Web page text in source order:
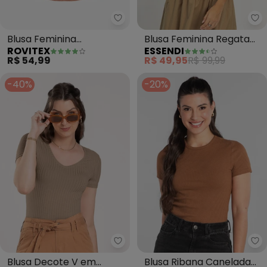
Rovitex - Blusa Feminina
Blusa Feminina
Viscotorcion (Marrom)
ROVITEX
R$ 54,99
Blusa Feminina Regata
(Marrom)
ESSENDI
R$ 49,95R$ 99,99
-40%
Cativa - Blusa Decote V em
Blusa Decote V em
-20%
Blusa Ribana Canelada